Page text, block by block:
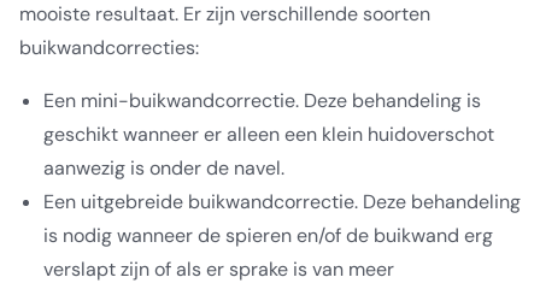
mooiste resultaat. Er zijn verschillende soorten
buikwandcorrecties:
Een mini-buikwandcorrectie. Deze behandeling is
geschikt wanneer er alleen een klein huidoverschot
aanwezig is onder de navel.
Een uitgebreide buikwandcorrectie. Deze behandeling
is nodig wanneer de spieren en/of de buikwand erg
verslapt zijn of als er sprake is van meer